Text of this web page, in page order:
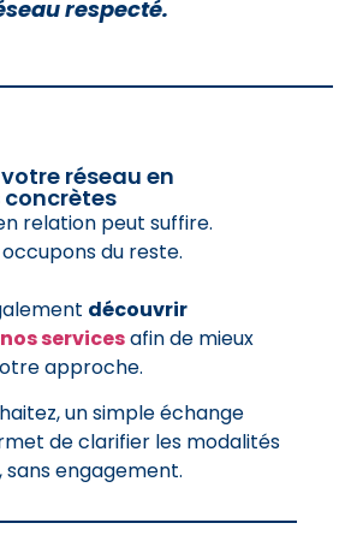
respecté.
réseau en
relation peut suffire.
occupons du reste.
découvrir
nos servicesafin de mieux
approche.
un simple échange
de clarifier les modalités
engagement.